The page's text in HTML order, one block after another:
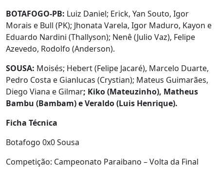
BOTAFOGO-PB: Luiz Daniel; Erick, Yan Souto, Igor
Morais e Bull (PK); Jhonata Varela, Igor Maduro, Kayon e
Eduardo Nardini (Thallyson); Nenê (Julio Vaz), Felipe
Azevedo, Rodolfo (Anderson).
SOUSA: Moisés; Hebert (Felipe Jacaré), Marcelo Duarte,
Pedro Costa e Gianlucas (Crystian); Mateus Guimarães,
Diego Viana e Gilmar; Kiko (Mateuzinho), Matheus
Bambu (Bambam) e Veraldo (Luis Henrique).
Ficha Técnica
Botafogo 0x0 Sousa
Competição: Campeonato Paraibano – Volta da Final